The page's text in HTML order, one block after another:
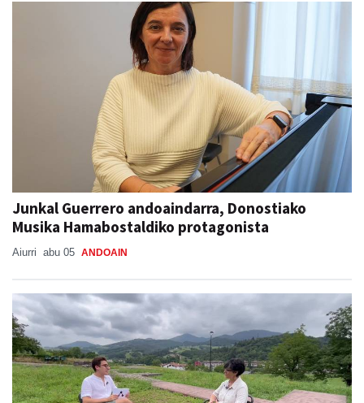
Junkal Guerrero andoaindarra, Donostiako
Musika Hamabostaldiko protagonista
Aiurri abu 05 ANDOAIN